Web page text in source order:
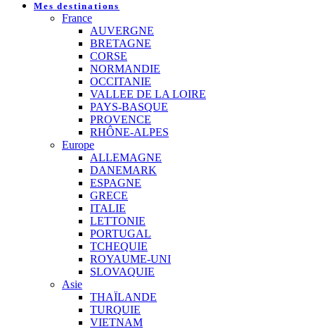
Mes destinations
France
AUVERGNE
BRETAGNE
CORSE
NORMANDIE
OCCITANIE
VALLEE DE LA LOIRE
PAYS-BASQUE
PROVENCE
RHÔNE-ALPES
Europe
ALLEMAGNE
DANEMARK
ESPAGNE
GRECE
ITALIE
LETTONIE
PORTUGAL
TCHEQUIE
ROYAUME-UNI
SLOVAQUIE
Asie
THAÏLANDE
TURQUIE
VIETNAM